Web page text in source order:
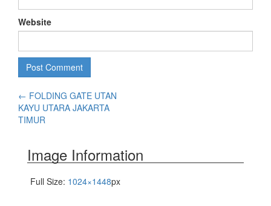
Website
← FOLDING GATE UTAN
KAYU UTARA JAKARTA
TIMUR
Image Information
Full Size: 1024×1448px